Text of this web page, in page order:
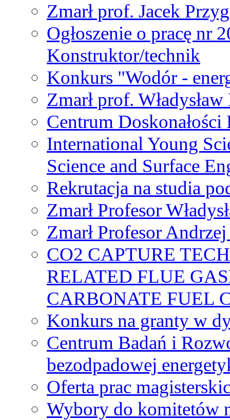
Zmarł prof. Jacek
Ogłoszenie o pracę nr
Konstruktor/technik
Konkurs "Wodór -
Zmarł prof.
Centrum
International Young
Science and Surface
Rekrutacja na studia
Zmarł Profesor
Zmarł Profesor
CO2 CAPTURE
RELATED FLUE
CARBONATE FUEL
Konkurs na granty w
Centrum Badań i
bezodpadowej
Oferta prac
Wybory do komitetów